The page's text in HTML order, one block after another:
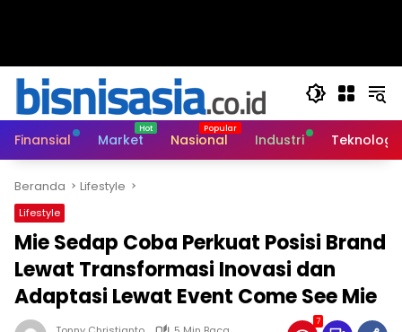
Finansial Market Nasional Industri Teknologi
Beranda Lifestyle
Lifestyle
Mie Sedap Coba Perkuat Posisi Brand
Lewat Transformasi Inovasi dan
Adaptasi Lewat Event Come See Mie
7